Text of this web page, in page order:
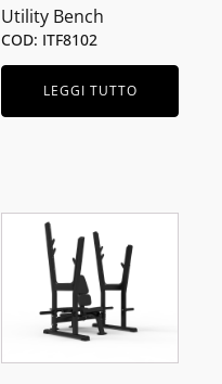
Utility Bench
COD: ITF8102
LEGGI TUTTO